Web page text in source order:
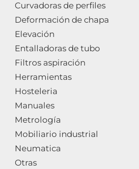
Curvadoras de perfiles
Deformación de chapa
Elevación
Entalladoras de tubo
Filtros aspiración
Herramientas
Hosteleria
Manuales
Metrología
Mobiliario industrial
Neumatica
Otras